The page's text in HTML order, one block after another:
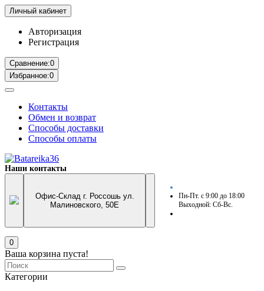
Личный кабинет
Авторизация
Регистрация
Сравнение:0
Избранное:0
Контакты
Обмен и возврат
Способы доставки
Способы оплаты
Наши контакты
Офис-Склад г. Россошь ул.
Малиновского, 50Е
Пн-Пт. с 9:00 до 18:00
Выходной: Сб-Вс.
0
Ваша корзина пуста!
Категории